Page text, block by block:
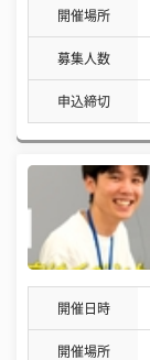
開催場所
募集人数
申込締切
開催日時
開催場所